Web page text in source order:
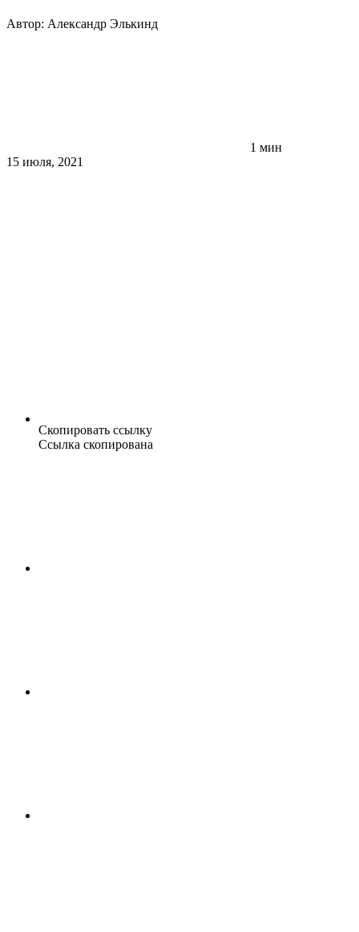
Автор: Александр Элькинд
1 мин
15 июля, 2021
Скопировать ссылку
Ссылка скопирована